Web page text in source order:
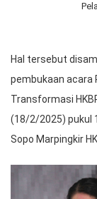
Hal tersebut
pembukaan acara
Transformasi
(18/2/2025) pukul
Sopo Marpingkir